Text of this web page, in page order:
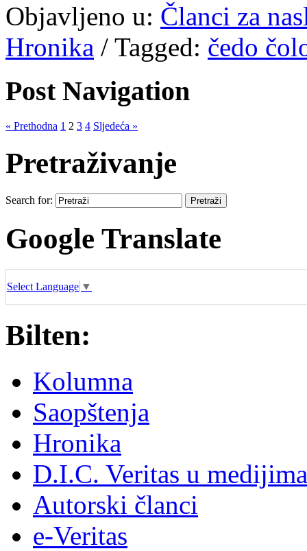
Objavljeno u: Članci za
Hronika / Tagged: čedo
Post Navigation
« Prethodna 1 2 3 4 Sljedeća »
Pretraživanje
Search for:
Google Translate
Select Language ▼
Bilten:
Kolumna
Saopštenja
Hronika
D.I.C. Veritas u medijima
Autorski članci
e-Veritas